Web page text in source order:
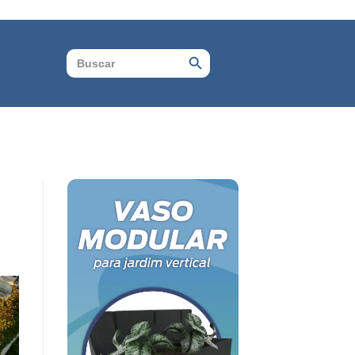
Search
for:
Search Button